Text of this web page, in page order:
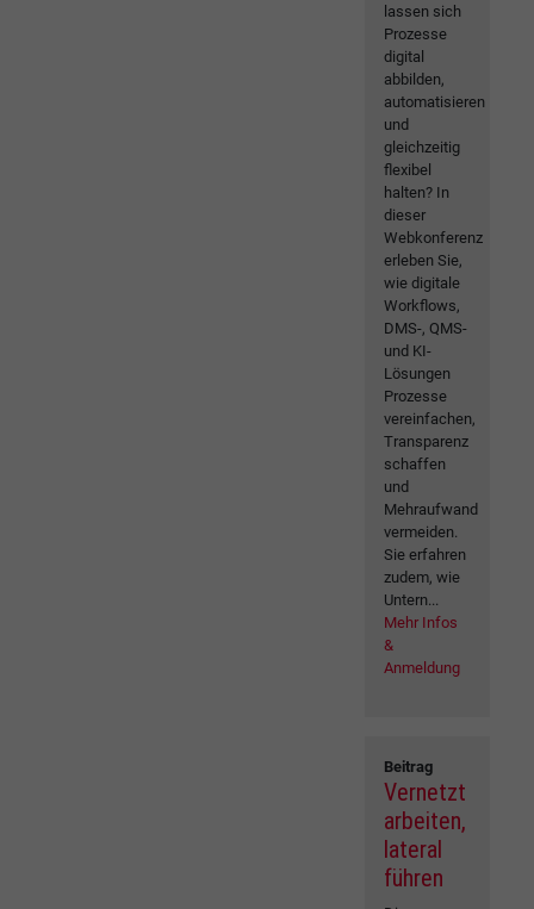
lassen sich
Prozesse
digital
abbilden,
automatisieren
und
gleichzeitig
flexibel
halten? In
dieser
Webkonferenz
erleben Sie,
wie digitale
Workflows,
DMS-, QMS-
und KI-
Lösungen
Prozesse
vereinfachen,
Transparenz
schaffen
und
Mehraufwand
vermeiden.
Sie erfahren
zudem, wie
Untern...
Mehr Infos
&
Anmeldung
Beitrag
Vernetzt
arbeiten,
lateral
führen